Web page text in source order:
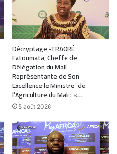
Décryptage -TRAORÉ
Fatoumata, Cheffe de
Délégation du Mali,
Représentante de Son
Excellence le Ministre de
l’Agriculture du Mali : «…
5 août 2026